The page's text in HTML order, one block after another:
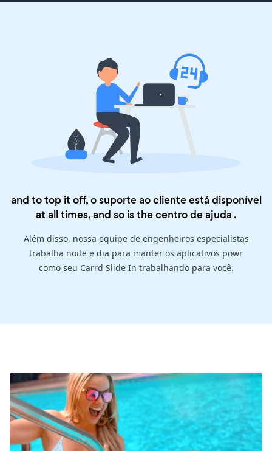
and to top it off, o suporte ao cliente está disponível
at all times, and so is thecentro de ajuda .
Além disso, nossa equipe de engenheiros especialistas
trabalha noite e dia para manter os aplicativos powr
como seu Carrd Slide In trabalhando para você.